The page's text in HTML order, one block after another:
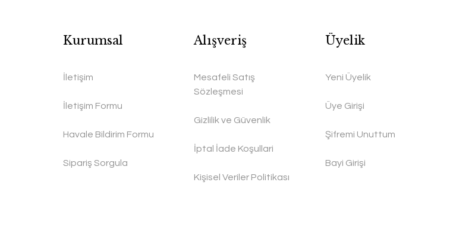
Kurumsal
İletişim
İletişim Formu
Havale Bildirim Formu
Sipariş Sorgula
Alışveriş
Mesafeli Satış
Sözleşmesi
Gizlilik ve Güvenlik
İptal İade Koşullari
Kişisel Veriler Politikası
Üyelik
Yeni Üyelik
Üye Girişi
Şifremi Unuttum
Bayi Girişi